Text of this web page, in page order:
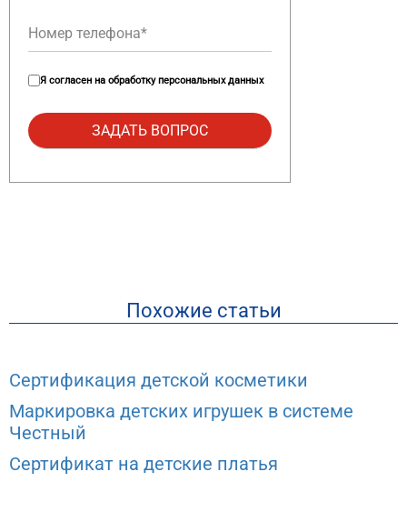
Я согласен на обработку персональных данных
Похожие статьи
Сертификация детской косметики
Маркировка детских игрушек в системе
Честный
Сертификат на детские платья